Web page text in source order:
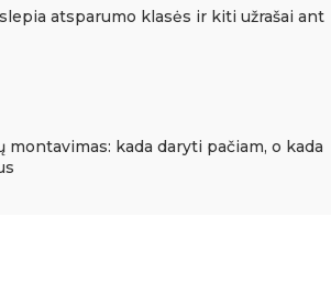
atsparumo klasės ir kiti užrašai ant
montavimas: kada daryti pačiam, o kada